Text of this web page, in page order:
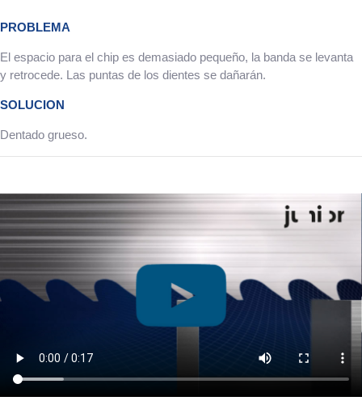
PROBLEMA
El espacio para el chip es demasiado pequeño, la banda se levanta
y retrocede. Las puntas de los dientes se dañarán.
SOLUCION
Dentado grueso.